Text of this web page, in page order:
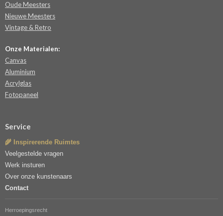
Oude Meesters
Nieuwe Meesters
Vintage & Retro
Onze Materialen:
Canvas
Aluminium
Acrylglas
Fotopaneel
Service
🌾 Inspirerende Ruimtes
Veelgestelde vragen
Werk insturen
Over onze kunstenaars
Contact
Herroepingsrecht